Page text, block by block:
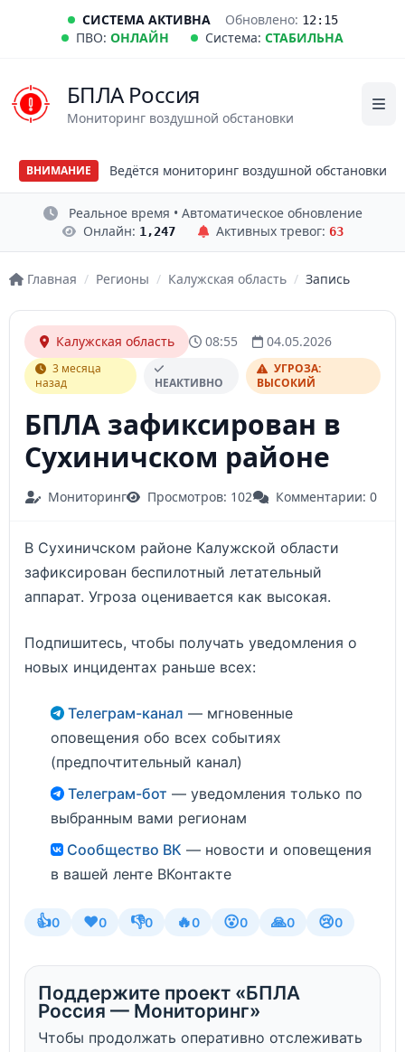
СИСТЕМА АКТИВНА Обновлено: 12:15
ПВО: ОНЛАЙН Система: СТАБИЛЬНА
БПЛА Россия
Мониторинг воздушной обстановки
ВНИМАНИЕ Ведётся мониторинг воздушной обстановки
Реальное время • Автоматическое обновление
Онлайн: 1,247 Активных тревог: 63
Главная / Регионы / Калужская область / Запись
Калужская область 08:55 04.05.2026
3 месяца
назад
НЕАКТИВНО
УГРОЗА:
ВЫСОКИЙ
БПЛА зафиксирован в
Сухиничском районе
Мониторинг Просмотров: 102 Комментарии: 0
В Сухиничском районе Калужской области
зафиксирован беспилотный летательный
аппарат. Угроза оценивается как высокая.
Подпишитесь, чтобы получать уведомления о
новых инцидентах раньше всех:
Телеграм-канал — мгновенные
оповещения обо всех событиях
(предпочтительный канал)
Телеграм-бот — уведомления только по
выбранным вами регионам
Сообщество ВК — новости и оповещения
в вашей ленте ВКонтакте
👍0 ❤️0 👎0 🔥0 😮0 🙏0 😢0
Поддержите проект «БПЛА
Россия — Мониторинг»
Чтобы продолжать оперативно отслеживать